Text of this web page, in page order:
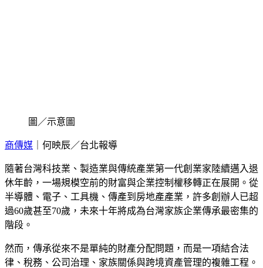
圖／示意圖
商傳媒 ｜何映辰／台北報導
隨著台灣科技業、製造業與傳統產業第一代創業家陸續邁入退
休年齡，一場規模空前的財富與企業控制權移轉正在展開。從
半導體、電子、工具機、傳產到房地產產業，許多創辦人已超
過60歲甚至70歲，未來十年將成為台灣家族企業傳承最密集的
階段。
然而，傳承從來不是單純的財產分配問題，而是一項結合法
律、稅務、公司治理、家族關係與跨境資產管理的複雜工程。